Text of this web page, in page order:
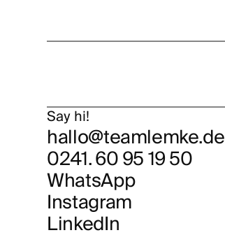
Say hi!
hallo@teamlemke.de
0241. 60 95 19 50
WhatsApp
Instagram
LinkedIn